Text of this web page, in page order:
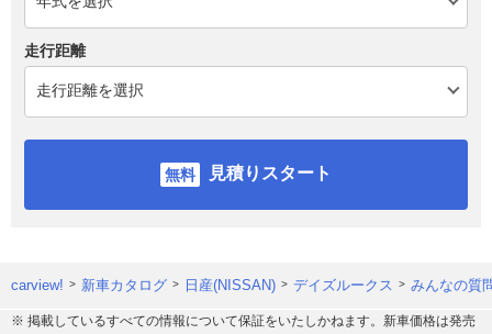
走行距離
見積りスタート
carview! 新車カタログ 日産(NISSAN) デイズルークス みんなの質
※ 掲載しているすべての情報について保証をいたしかねます。新車価格は発売